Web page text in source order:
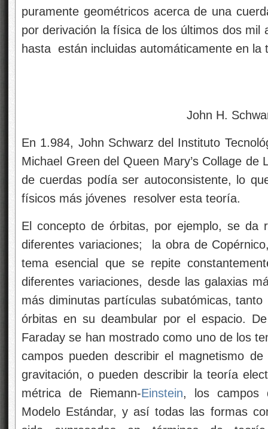
puramente geométricos acerca de una
por derivación la física de los últimos dos
hasta están incluidas automáticamente en la
John H.
En 1.984, John Schwarz del Instituto
Michael Green del Queen Mary’s Collage
de cuerdas podía ser autoconsistente, lo
físicos más jóvenes resolver esta teoría.
El concepto de órbitas, por ejemplo, se da
diferentes variaciones;
la obra de
tema esencial que se repite
diferentes variaciones, desde las galaxias
más diminutas partículas subatómicas,
órbitas en su deambular por el espacio.
Faraday se han mostrado como uno de los
campos pueden describir el magnetismo
gravitación, o pueden describir la teoría
métrica de Riemann-Einstein, los
Modelo Estándar, y así todas las formas